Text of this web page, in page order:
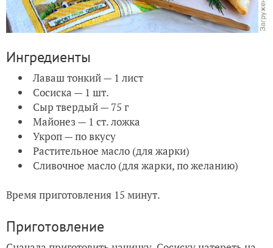
Ингредиенты
Лаваш тонкий — 1 лист
Сосиска — 1 шт.
Сыр твердый — 75 г
Майонез — 1 ст. ложка
Укроп — по вкусу
Растительное масло (для жарки)
Сливочное масло (для жарки, по желанию)
Время приготовления 15 минут.
Приготовление